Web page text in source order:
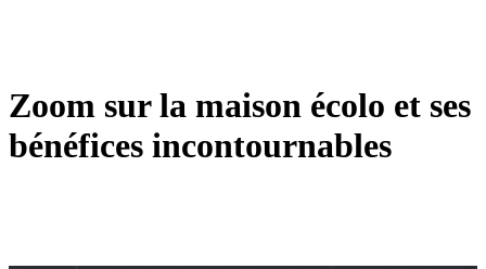
Zoom sur la maison écolo et ses
bénéfices incontournables